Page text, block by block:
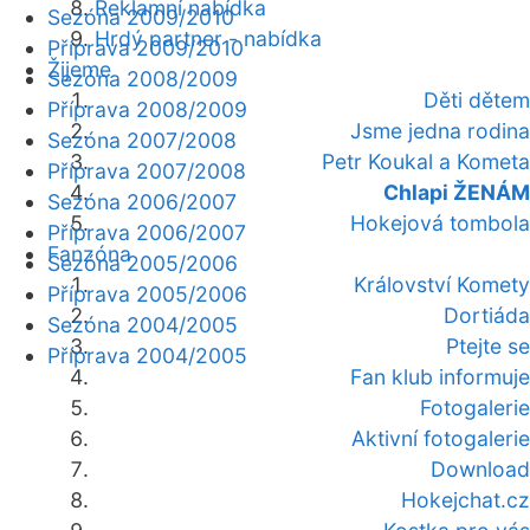
Reklamní nabídka
Hrdý partner - nabídka
Žijeme
Děti dětem
Jsme jedna rodina
Petr Koukal a Kometa
Chlapi ŽENÁM
Hokejová tombola
Fanzóna
Království Komety
Dortiáda
Ptejte se
Fan klub informuje
Fotogalerie
Aktivní fotogalerie
Download
Hokejchat.cz
Sezóna 2009/2010
Příprava 2009/2010
Sezóna 2008/2009
Příprava 2008/2009
Sezóna 2007/2008
Příprava 2007/2008
Sezóna 2006/2007
Příprava 2006/2007
Sezóna 2005/2006
Příprava 2005/2006
Sezóna 2004/2005
Příprava 2004/2005